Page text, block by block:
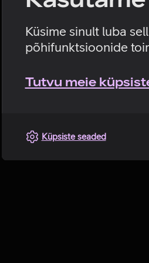
Küsime sinult luba
põhifunktsioonide
Tutvu meie
Küpsiste seaded